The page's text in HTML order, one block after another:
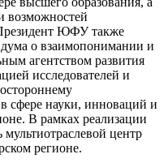
возможностей
ЮФУ также
о взаимопонимании и
агентством развития
исследователей и
сфере науки, инноваций и
В рамках реализации
центр
регионе.